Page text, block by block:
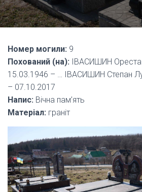
Номер могили: 9
Похований (на): ІВАСИШИН Ореста
15.03.1946 – … ІВАСИШИН Степан
– 07.10.2017
Напис: Вічна пам’ять
Матеріал: граніт